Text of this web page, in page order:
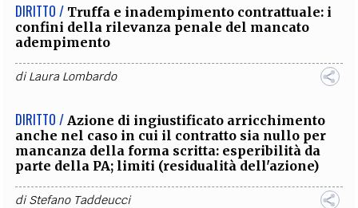
DIRITTO / Truffa e inadempimento contrattuale: i
confini della rilevanza penale del mancato
adempimento
diLaura Lombardo
DIRITTO / Azione di ingiustificato arricchimento
anche nel caso in cui il contratto sia nullo per
mancanza della forma scritta: esperibilità da
parte della PA; limiti (residualità dell'azione)
diStefano Taddeucci